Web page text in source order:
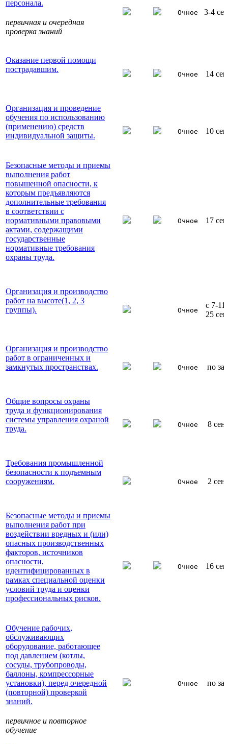
персонала.
первичная и очередная
проверка знаний
Очное 3-4
Оказание первой помощи
пострадавшим.
Очное 14
Организация и проведение
обучения по использованию
(применению) средств
индивидуальной защиты.
Очное 10
Безопасные методы и приемы
выполнения работ
повышенной опасности, к
которым предъявляются
дополнительные требования
в соответствии с
нормативными правовыми
актами, содержащими
государственные
нормативные требования
охраны труда.
Очное 17
Организация и производство
работ на высоте(1, 2, 3
группы).
Очное
с 7-
25
Организация и производство
работ в ограниченных и
замкнутых пространствах.
Очное по
Общие вопросы охраны
труда и функционирования
системы управления охраной
труда.
Очное 8
Требования промышленной
безопасности к подъемным
сооружениям.
Очное 2
Безопасные методы и приемы
выполнения работ при
воздействии вредных и (или)
опасных производственных
факторов, источников
опасности,
идентифицированных в
рамках специальной оценки
условий труда и оценки
профессиональных рисков.
Очное 16
Обучение рабочих,
обслуживающих
оборудование, работающее
под давлением (котлы,
сосуды, трубопроводы,
баллоны, компрессорные
установки), перед очередной
(повторной) проверкой
знаний.
первичное и повторное
обучение
Очное по